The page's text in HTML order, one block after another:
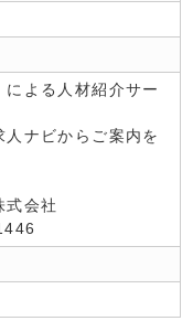
よる人材紹介サー
ナビからご案内を
式会社